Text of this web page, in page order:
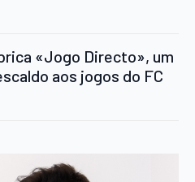
«Jogo Directo», um
aos jogos do FC